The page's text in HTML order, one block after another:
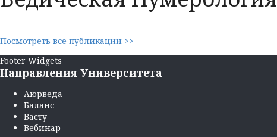
Посмотреть все публикации >>
Footer Widgets
Направления Университета
Аюрведа
Баланс
Васту
Вебинар